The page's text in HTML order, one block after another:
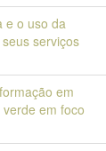
e o uso da
serviços
em
em foco